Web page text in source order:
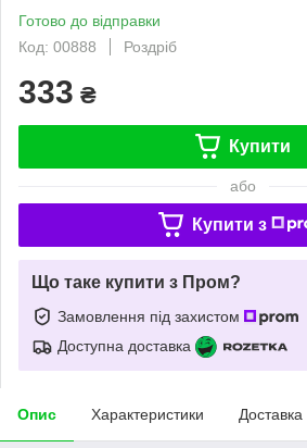
Готово до відправки
Код: 00888
Роздріб
333 ₴
Купити
або
Купити з
Що таке купити з Пром?
Замовлення під захистом
Доступна доставка
Опис Характеристики Доставка